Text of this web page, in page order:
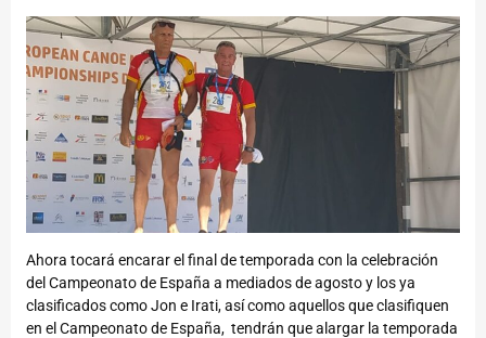
Ahora tocará encarar el final de temporada con la celebración
del Campeonato de España a mediados de agosto y los ya
clasificados como Jon e Irati, así como aquellos que clasifiquen
en el Campeonato de España, tendrán que alargar la temporada